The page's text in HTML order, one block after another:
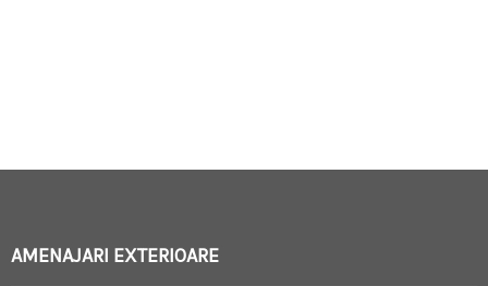
AMENAJARI EXTERIOARE